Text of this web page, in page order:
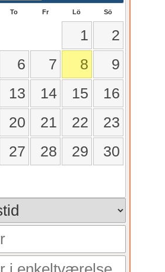
To Fr Lö Sö
1
2
6 7 8
9
13 14 15
16
20 21 22
23
27 28 29
30